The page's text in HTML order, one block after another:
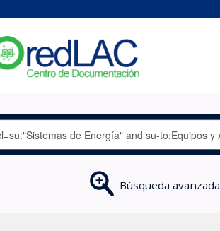
Búsqueda avanzada